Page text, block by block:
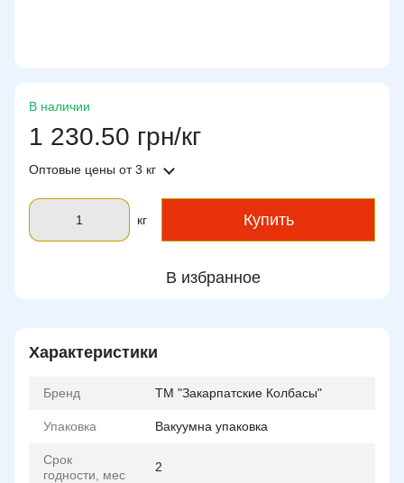
В наличии
1 230.50 грн/кг
Оптовые цены от 3 кг
кг Купить
В избранное
Характеристики
Бренд ТМ "Закарпатские Колбасы"
Упаковка Вакуумна упаковка
Срок
годности, мес
2